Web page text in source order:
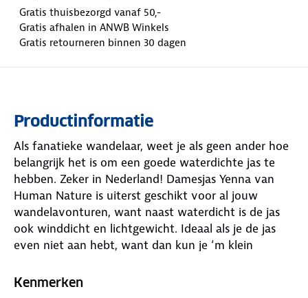
Gratis thuisbezorgd vanaf 50,-
Gratis afhalen in ANWB Winkels
Gratis retourneren binnen 30 dagen
Productinformatie
Als fanatieke wandelaar, weet je als geen ander hoe
belangrijk het is om een goede waterdichte jas te
hebben. Zeker in Nederland! Damesjas Yenna van
Human Nature is uiterst geschikt voor al jouw
wandelavonturen, want naast waterdicht is de jas
ook winddicht en lichtgewicht. Ideaal als je de jas
even niet aan hebt, want dan kun je ‘m klein
De buitenstof van de damesjas is gemaakt van 100%
Kenmerken